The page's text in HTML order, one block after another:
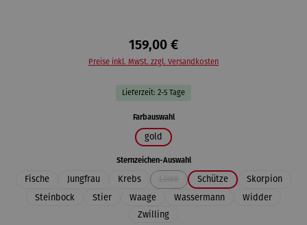
159,00 €
Preise inkl. MwSt. zzgl. Versandkosten
Lieferzeit: 2-5 Tage
Farbauswahlauswählen
gold
Sternzeichen-Auswahlauswählen
Fische Jungfrau Krebs
(Diese Option ist zurzeit nicht
Schütze
Skorpion
Steinbock
Stier Waage Wassermann
Widder
Zwilling